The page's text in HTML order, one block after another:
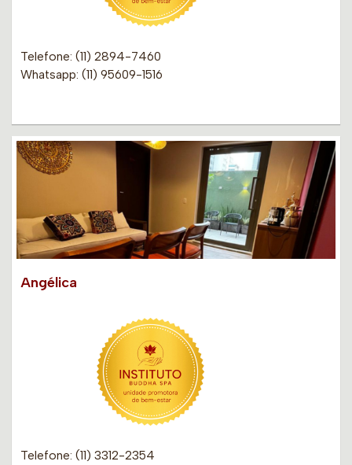
Telefone: (11) 2894-7460
Whatsapp: (11) 95609-1516
Angélica
Telefone: (11) 3312-2354